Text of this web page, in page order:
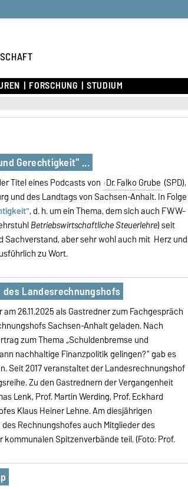
FORSCHUNG STUDIUM
Gerechtigkeit" ...
Titel eines Podcasts von Dr. Falko Grube (SPD),
und des Landtags von Sachsen-Anhalt. In Folge
, d. h. um ein Thema, dem sich auch FWW-
Betriebswirtschaftliche Steuerlehre) seit
aber sehr wohl auch mit Herz und
zu Wort.
Landesrechnungshofs
26.11.2025 als Gastredner zum Fachgespräch
Sachsen-Anhalt geladen. Nach
zum Thema „Schuldenbremse und
nachhaltige Finanzpolitik gelingen?“ gab es
Seit 2017 veranstaltet der Landesrechnungshof
Zu den Gastrednern der Vergangenheit
Lenk, Prof. Martin Werding, Prof. Eckhard
Klaus Heiner Lehne. Am diesjährigen
Rechnungshofes auch Mitglieder des
Spitzenverbände teil. (Foto: Prof.